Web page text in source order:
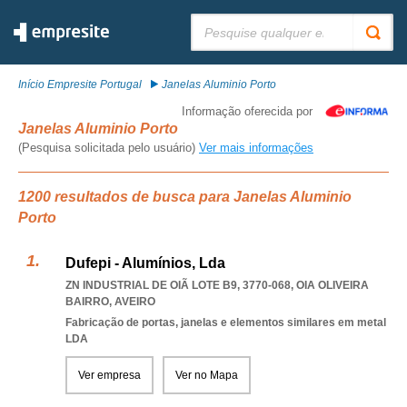
Início Empresite Portugal Janelas Aluminio Porto
Informação oferecida por
Janelas Aluminio Porto
(Pesquisa solicitada pelo usuário) Ver mais informações
1200 resultados de busca para Janelas Aluminio
Porto
Dufepi - Alumínios, Lda
ZN INDUSTRIAL DE OIÃ LOTE B9, 3770-068, OIA OLIVEIRA
BAIRRO, AVEIRO
Fabricação de portas, janelas e elementos similares em metal
LDA
Ver empresa Ver no Mapa